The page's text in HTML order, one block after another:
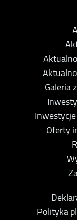
Galeria
Oferty
Polityka